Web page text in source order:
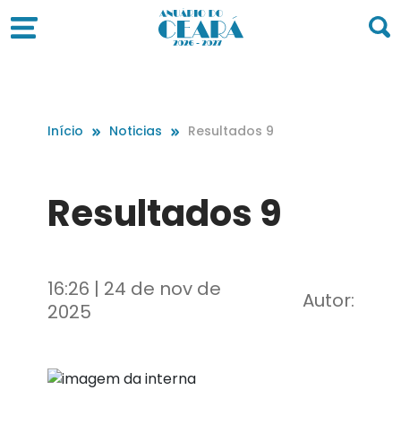
Início Noticias Resultados 9
Resultados 9
16:26 | 24 de nov de
2025
Autor: